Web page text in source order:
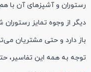
رستوران و آشپزهای آن با
دیگر از وجوه تمایز
باز دارد و حتی مشتریان
توجه به همه این تفاسیر،